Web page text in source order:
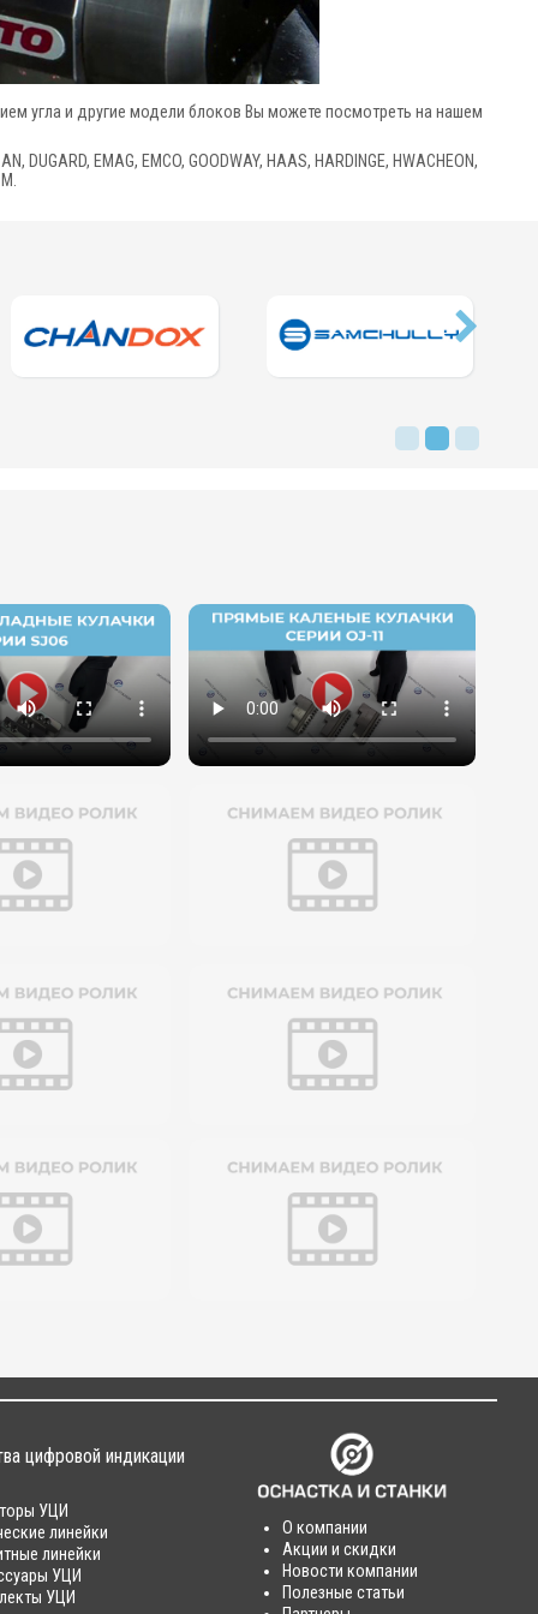
угла и другие модели блоков Вы можете посмотреть на нашем
EMAG, EMCO, GOODWAY, HAAS, HARDINGE, HWACHEON,
цифровой индикации
УЦИ
линейки
линейки
УЦИ
УЦИ
О компании
Акции и скидки
Новости компании
Полезные статьи